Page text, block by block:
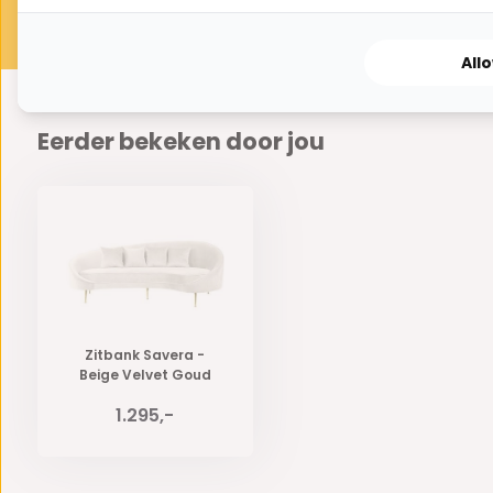
Eerder bekeken door jou
Zitbank Savera -
Beige Velvet Goud
1.295,-